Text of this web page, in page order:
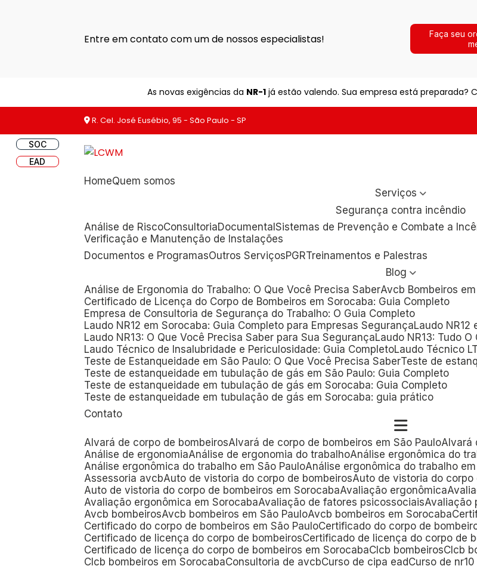
Entre em contato com um de nossos especialistas!
Faça seu
As novas exigências da NR-1 já estão valendo. Sua empresa está preparada?
R. Cel. José Eusébio, 95 - São Paulo - SP
SOC
EAD
Home
Quem somos
Serviços
Segurança contra incêndio
Análise de Risco
Consultoria Documental Sistemas de Prevenção e Combate a
Verificação e Manutenção de Instalações
Documentos e Programas
Outros Serviços PGR Treinamentos e Palestras
Blog
Análise de Ergonomia do Trabalho: O Que Você Precisa Saber Avcb Bombeiros
Certificado de Licença do Corpo de Bombeiros em Sorocaba: Guia Completo
Empresa de Consultoria de Segurança do Trabalho: O Guia Completo
Laudo NR12 em Sorocaba: Guia Completo para Empresas Segurança Laudo
Laudo NR13: O Que Você Precisa Saber para Sua Segurança Laudo NR13: Tudo
Laudo Técnico de Insalubridade e Periculosidade: Guia Completo Laudo Técnico
Teste de Estanqueidade em São Paulo: O Que Você Precisa Saber Teste de
Teste de estanqueidade em tubulação de gás em São Paulo: Guia Completo
Teste de estanqueidade em tubulação de gás em Sorocaba: Guia Completo
Teste de estanqueidade em tubulação de gás em Sorocaba: guia prático
Contato
Alvará de corpo de bombeiros Alvará de corpo de bombeiros em São Paulo
Análise de ergonomia
Análise de ergonomia do trabalho
Análise ergonômica do
Análise ergonômica do trabalho em São Paulo
Análise ergonômica do trabalho
Assessoria avcb
Auto de vistoria do corpo de bombeiros
Auto de vistoria do
Auto de vistoria do corpo de bombeiros em Sorocaba
Avaliação ergonômica
Avaliação ergonômica em Sorocaba
Avaliação de fatores psicossociais
Avcb bombeiros
Avcb bombeiros em São Paulo Avcb bombeiros em Sorocaba
Certificado do corpo de bombeiros em São Paulo
Certificado do corpo de
Certificado de licença do corpo de bombeiros
Certificado de licença do corpo de
Certificado de licença do corpo de bombeiros em Sorocaba
Clcb bombeiros
Clcb
Clcb bombeiros em Sorocaba
Consultoria de avcb Curso de cipa ead Curso de